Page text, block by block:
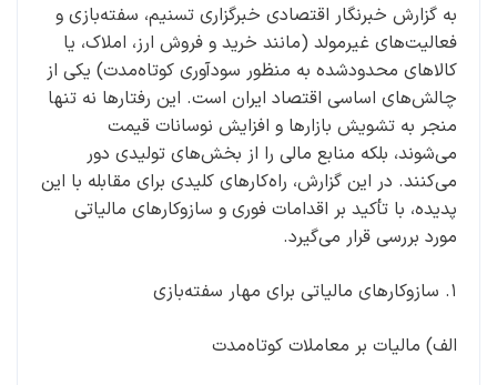
به گزارش خبرنگار اقتصادی خبرگزاری تسنیم، سفته‌بازی و
فعالیت‌های غیرمولد (مانند خرید و فروش ارز، املاک، یا
کالاهای محدودشده به منظور سودآوری کوتاه‌مدت) یکی از
چالش‌های اساسی اقتصاد ایران است. این رفتارها نه تنها
منجر به تشویش بازارها و افزایش نوسانات قیمت
می‌شوند، بلکه منابع مالی را از بخش‌های تولیدی دور
می‌کنند. در این گزارش، راه‌کارهای کلیدی برای مقابله با این
پدیده، با تأکید بر اقدامات فوری و سازوکارهای مالیاتی
مورد بررسی قرار می‌گیرد.
۱. سازوکارهای مالیاتی برای مهار سفته‌بازی
الف) مالیات بر معاملات کوتاه‌مدت